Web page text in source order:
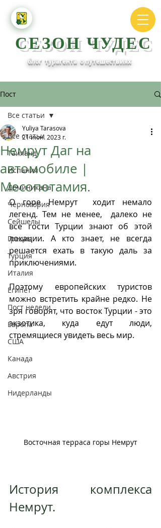
СЕЗОН ЧУДЕС
блог турагента о путешествиях
Пост
Все статьи
Таиланд
Испания
Доминикана
Черногория
Сейшелы
Греция
Турция
Италия
Египет
Пост недели
Европа
CША
Канада
Австрия
Нидерланды
Все статьи
Немрут Даг на
автомобиле |
Месопотамия.
Yuliya Tarasova
21 июн. 2023 г.
О горе Немрут  ходит немало
легенд. Тем не менее,  далеко не
все гости Турции знают об этой
локации. А кто знает, не всегда
решается ехать в такую даль за
приключениями.
Поэтому европейских туристов
можно встретить крайне редко. Не
зря говорят, что восток Турции - это
экзотика, куда едут люди,
стремящиеся увидеть весь мир.
Восточная терраса горы Немрут
История комплекса
Немрут.